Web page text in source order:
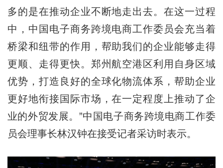
多的是在推动企业不断地走出去。在这一过程
中，中国电子商务跨境电商工作委员会充当着
桥梁和纽带的作用，帮助我们的企业能够走得
更顺、走得更快。郑州航空港区利用自身区域
优势，打造良好的全球化物流体系，帮助企业
更好地衔接国际市场，在一定程度上推动了企
业的外贸发展。”中国电子商务跨境电商工作委
员会理事长林汉钟在接受记者采访时表示。